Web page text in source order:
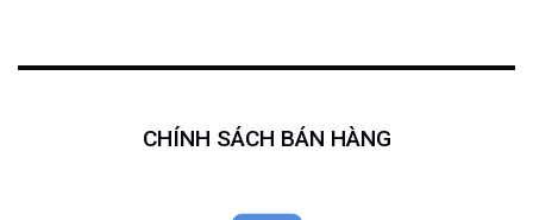
CHÍNH SÁCH BÁN HÀNG